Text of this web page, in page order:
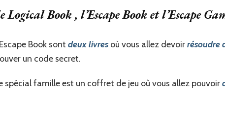
Logical Book , l’Escape Book et l’Escape
Book sont deux livres où vous allez devoirrésoudre
un code secret.
spécial famille est un coffret de jeu où vous allez pouvoir